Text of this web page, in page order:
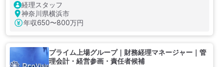
経理スタッフ
神奈川県横浜市
年収650〜800万円
プライム上場グループ｜財務経理マネージャー｜管
理会計・経営参画・責任者候補